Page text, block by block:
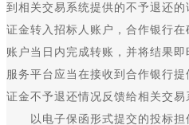
到相关交易系统提供的不予退还
证金转入招标人账户，合作银行
账户当日内完成转账，并将结果
服务平台应当在接收到合作银行
证金不予退还情况反馈给相关交易
以电子保函形式提交的投标担